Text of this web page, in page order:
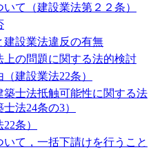
て（建設業法第２２条）
建設業法違反の有無
の問題に関する法的検討
建設業法22条）
士法抵触可能性に関する法
法24条の3）
条）
て，一括下請けを行うこと